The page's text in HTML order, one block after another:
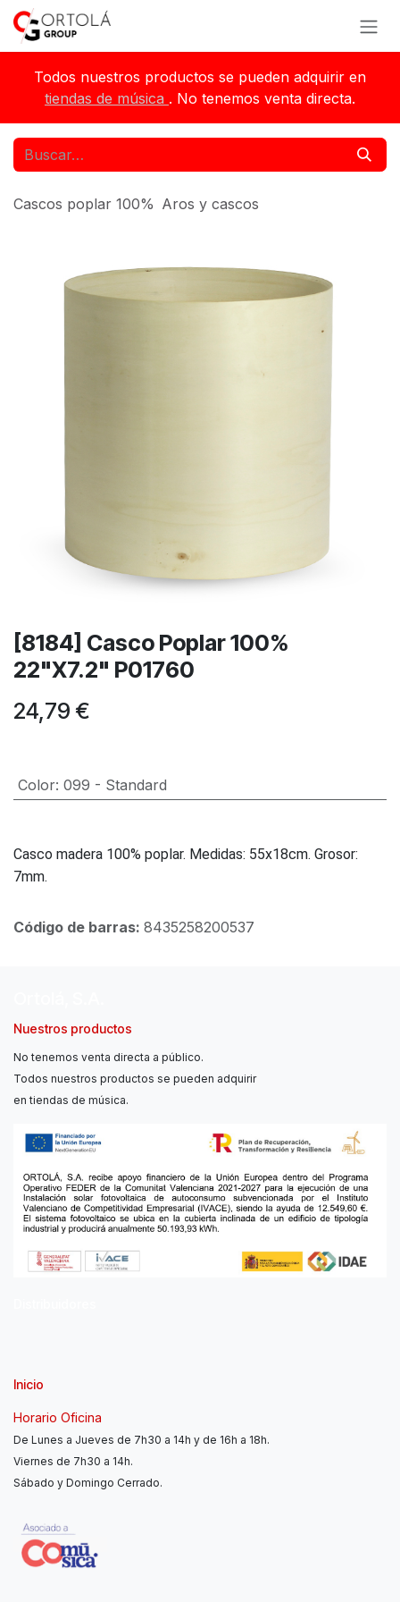
Ir al contenido
Todos nuestros productos se pueden adquirir en
tiendas de música . No tenemos venta directa.
Cascos poplar 100% Aros y cascos
[8184] Casco Poplar 100%
22"X7.2" P01760
24,79 €
Color: 099 - Standard
Casco madera 100% poplar. Medidas: 55x18cm. Grosor:
7mm.
Código de barras: 8435258200537
Nuestros productos
No tenemos venta directa a público.
Todos nuestros productos se pueden adquirir
en tiendas de música.
Inicio
Horario Oficina
De Lunes a Jueves de 7h30 a 14h y de 16h a 18h.
Viernes de 7h30 a 14h.
Sábado y Domingo Cerrado.